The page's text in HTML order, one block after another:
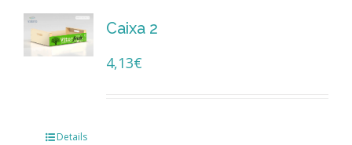
Caixa 2
4,13€
Details